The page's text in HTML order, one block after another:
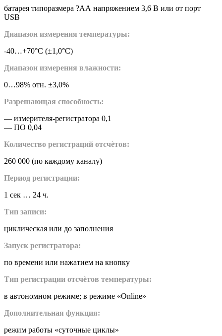
батарея типоразмера ?АА напряжением 3,6 В или от порт
USB
Диапазон измерения температуры:
-40…+70°С (±1,0°С)
Диапазон измерения влажности:
0…98% отн. ±3,0%
Разрешающая способность:
— измерителя-регистратора 0,1
— ПО 0,04
Количество регистраций отсчѐтов:
260 000 (по каждому каналу)
Период регистрации:
1 сек … 24 ч.
Тип записи:
циклическая или до заполнения
Запуск регистратора:
по времени или нажатием на кнопку
Тип регистрации отсчѐтов температуры:
в автономном режиме; в режиме «Online»
Дополнительная функция:
режим работы «суточные циклы»